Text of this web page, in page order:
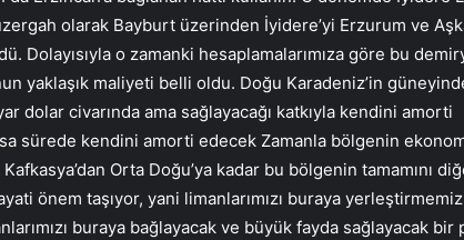
olarak Bayburt üzerinden İyidere’yi Erzurum ve
Dolayısıyla o zamanki hesaplamalarımıza göre bu
yaklaşık maliyeti belli oldu. Doğu Karadeniz’in
dolar civarında ama sağlayacağı katkıyla kendini amorti
sürede kendini amorti edecek Zamanla bölgenin
Orta Doğu’ya kadar bu bölgenin tamamını
önem taşıyor, yani limanlarımızı buraya
buraya bağlayacak ve büyük fayda sağlayacak bir